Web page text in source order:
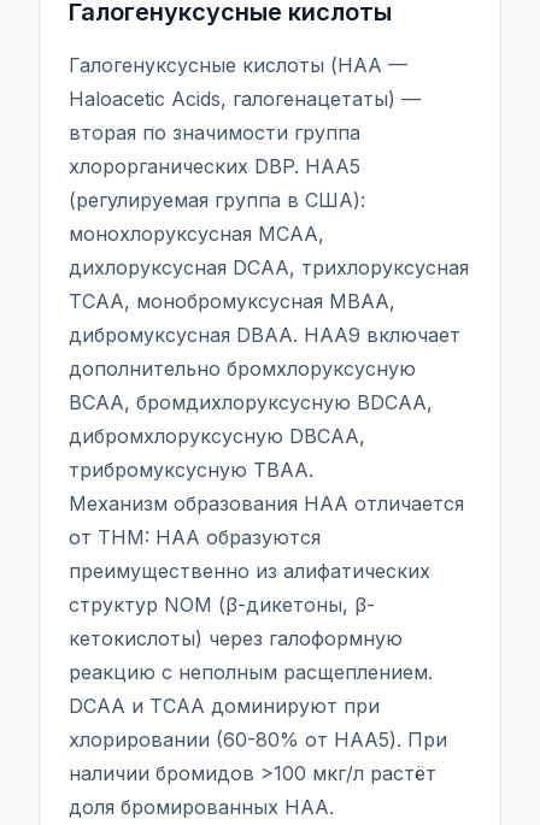
Галогенуксусные кислоты
Галогенуксусные кислоты (HAA —
Haloacetic Acids, галогенацетаты) —
вторая по значимости группа
хлорорганических DBP. HAA5
(регулируемая группа в США):
монохлоруксусная MCAA,
дихлоруксусная DCAA, трихлоруксусная
TCAA, монобромуксусная MBAA,
дибромуксусная DBAA. HAA9 включает
дополнительно бромхлоруксусную
BCAA, бромдихлоруксусную BDCAA,
дибромхлоруксусную DBCAA,
трибромуксусную TBAA.
Механизм образования HAA отличается
от THM: HAA образуются
преимущественно из алифатических
структур NOM (β-дикетоны, β-
кетокислоты) через галоформную
реакцию с неполным расщеплением.
DCAA и TCAA доминируют при
хлорировании (60-80% от HAA5). При
наличии бромидов >100 мкг/л растёт
доля бромированных HAA.